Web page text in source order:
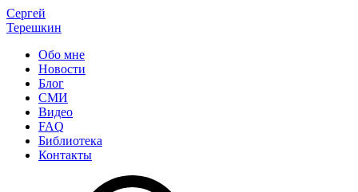
Сергей
Терешкин
Обо мне
Новости
Блог
СМИ
Видео
FAQ
Библиотека
Контакты